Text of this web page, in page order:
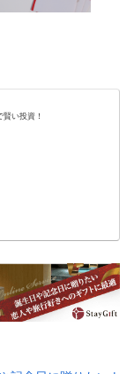
い投資！